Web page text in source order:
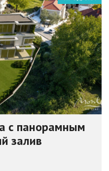
с панорамным
залив